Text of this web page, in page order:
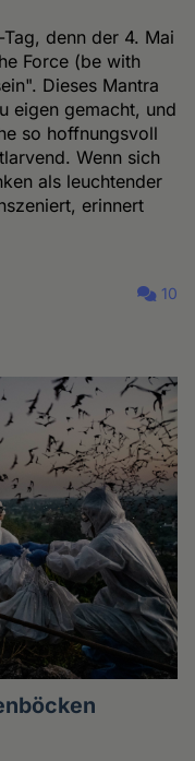
denn der 4. Mai
Force (be with
Dieses Mantra
eigen gemacht, und
so hoffnungsvoll
Wenn sich
als leuchtender
erinnert
10